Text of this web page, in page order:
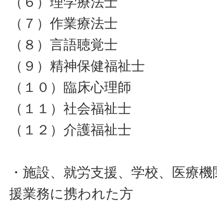
（７）作業療法士
（８）言語聴覚士
（９）精神保健福祉士
（１０）臨床心理師
（１１）社会福祉士
（１２）介護福祉士
・施設、就労支援、学校、医療
援業務に携われた方